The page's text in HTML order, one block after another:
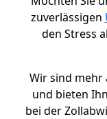
zuverlässigen
den Stress
Wir sind mehr
und bieten
bei der